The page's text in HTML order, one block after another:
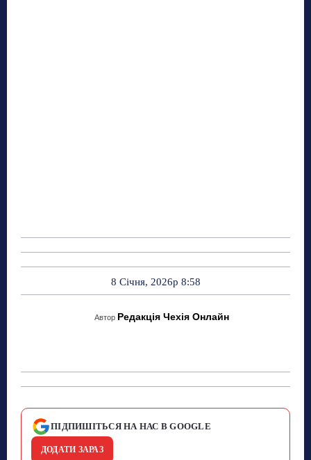
8 Січня, 2026р 8:58
Автор Редакція Чехія Онлайн
ПІДПИШІТЬСЯ НА НАС В GOOGLE
ДОДАТИ ЗАРАЗ